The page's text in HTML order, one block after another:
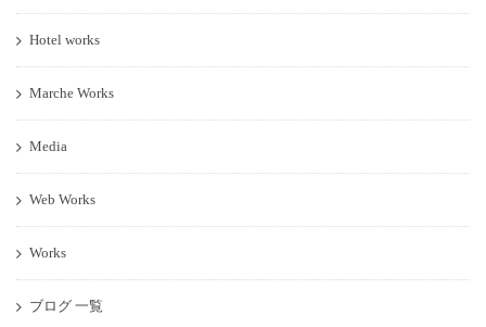
Hotel works
Marche Works
Media
Web Works
Works
ブログ 一覧